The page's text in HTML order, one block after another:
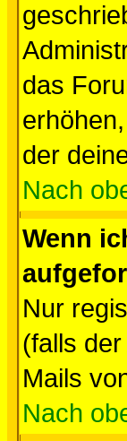
das
der
Nach
Wenn
Nur
(falls
Mails
Nach